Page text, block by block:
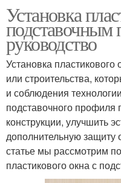
Установка
подставочным
руководство
Установка
или строительства,
и соблюдения
подставочного профиля
конструкции, улучшить
дополнительную защиту
статье мы рассмотрим
пластикового окна с